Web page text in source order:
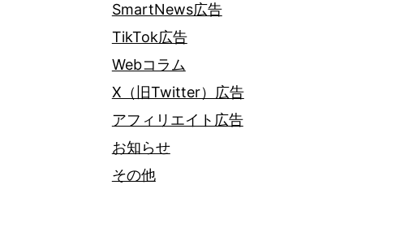
SmartNews広告
TikTok広告
Webコラム
X（旧Twitter）広告
アフィリエイト広告
お知らせ
その他